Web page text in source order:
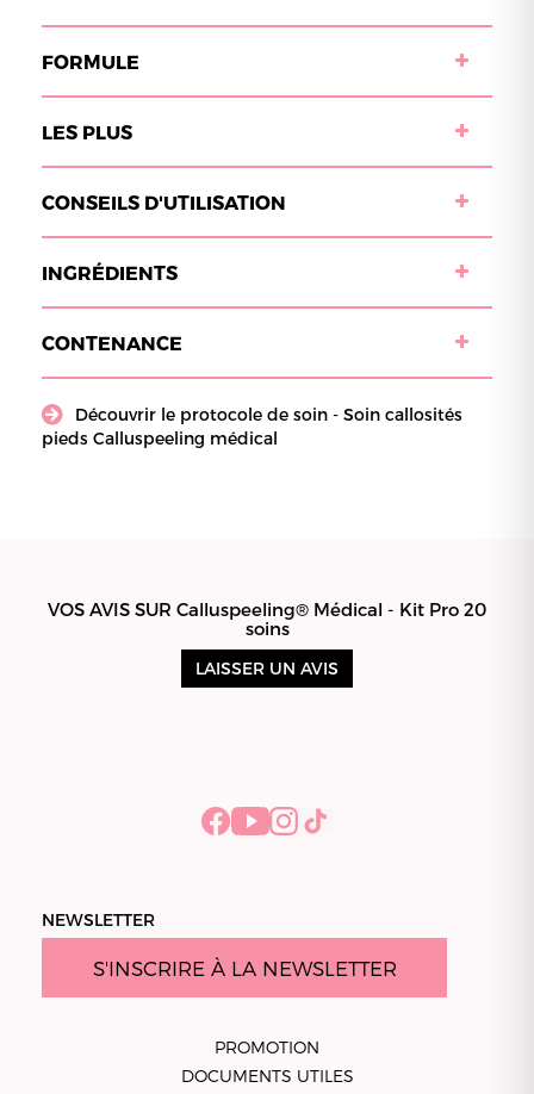
FORMULE
LES PLUS
CONSEILS D'UTILISATION
INGRÉDIENTS
CONTENANCE
Découvrir le protocole de soin - Soin callosités
pieds Calluspeeling médical
VOS AVIS SUR Calluspeeling® Médical - Kit Pro 20
soins
LAISSER UN AVIS
NEWSLETTER
S'INSCRIRE À LA NEWSLETTER
PROMOTION
DOCUMENTS UTILES